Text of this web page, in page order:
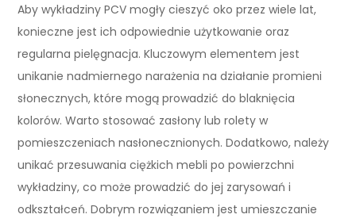
Aby wykładziny PCV mogły cieszyć oko przez wiele lat,
konieczne jest ich odpowiednie użytkowanie oraz
regularna pielęgnacja. Kluczowym elementem jest
unikanie nadmiernego narażenia na działanie promieni
słonecznych, które mogą prowadzić do blaknięcia
kolorów. Warto stosować zasłony lub rolety w
pomieszczeniach nasłonecznionych. Dodatkowo, należy
unikać przesuwania ciężkich mebli po powierzchni
wykładziny, co może prowadzić do jej zarysowań i
odkształceń. Dobrym rozwiązaniem jest umieszczanie